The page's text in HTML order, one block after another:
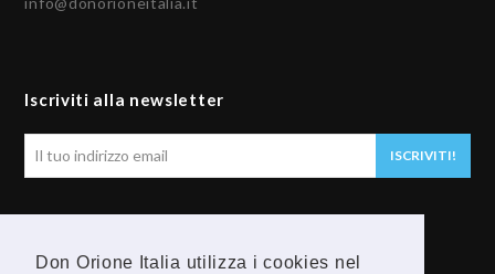
Don Orione Italia utilizza i cookies nel
Iscriviti alla newsletter
ISCRIVITI!